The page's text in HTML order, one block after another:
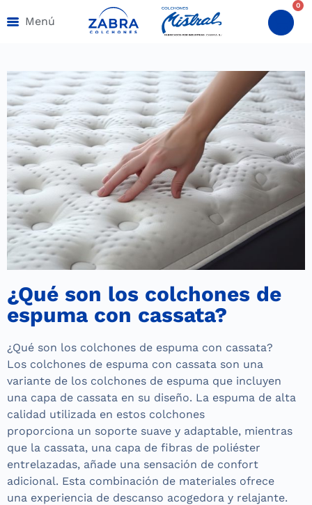
Menú
0
¿Qué son los colchones de
espuma con cassata?
¿Qué son los colchones de espuma con cassata?
Los colchones de espuma con cassata son una
variante de los colchones de espuma que incluyen
una capa de cassata en su diseño. La espuma de alta
calidad utilizada en estos colchones
proporciona un soporte suave y adaptable, mientras
que la cassata, una capa de fibras de poliéster
entrelazadas, añade una sensación de confort
adicional. Esta combinación de materiales ofrece
una experiencia de descanso acogedora y relajante.